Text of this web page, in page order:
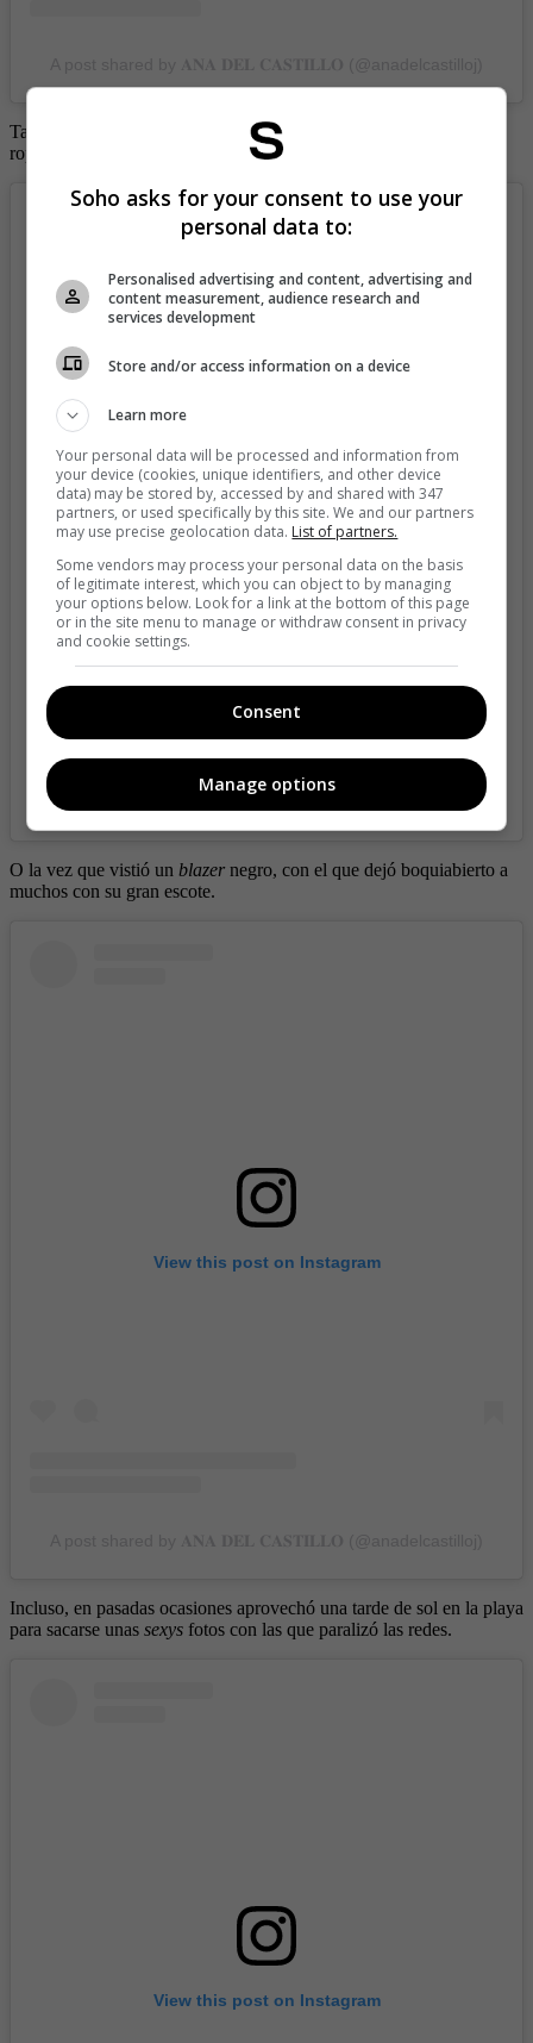
También está la imagen de la vez que posó ante la cámara con una
ropa interior que destacó sus grandes pechos.
View this post on Instagram
A post shared by 𝐀𝐍𝐀 𝐃𝐄𝐋 𝐂𝐀𝐒𝐓𝐈𝐋𝐋𝐎 (@anadelcastilloj)
O la vez que vistió un blazer negro, con el que dejó boquiabierto a
muchos con su gran escote.
View this post on Instagram
Incluso, en pasadas ocasiones aprovechó una tarde de sol en la playa
para sacarse unas sexys fotos con las que paralizó las redes.
View this post on Instagram
Soho asks for your consent to use your
personal data to:
Personalised advertising and content, advertising and
content measurement, audience research and
services development
Store and/or access information on a device
Learn more
Your personal data will be processed and information from
your device (cookies, unique identifiers, and other device
data) may be stored by, accessed by and shared with 347
partners, or used specifically by this site. We and our partners
may use precise geolocation data. List of partners.
Some vendors may process your personal data on the basis
of legitimate interest, which you can object to by managing
your options below. Look for a link at the bottom of this page
or in the site menu to manage or withdraw consent in privacy
and cookie settings.
Consent
Manage options